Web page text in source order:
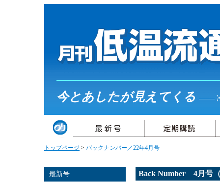
今とあしたが見えてくる ――
トップページ > バックナンバー／22年4月号
Back Number 4月号
最新号